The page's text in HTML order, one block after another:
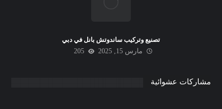
تصنيع وتركيب ساندوتش بانل في دبي
مارس 15, 2025
205
مشاركات عشوائية